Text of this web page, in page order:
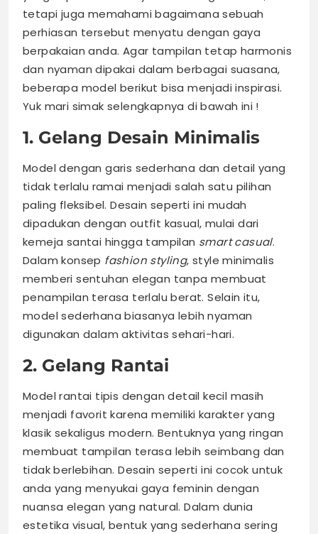
tetapi juga memahami bagaimana sebuah
perhiasan tersebut menyatu dengan gaya
berpakaian anda. Agar tampilan tetap harmonis
dan nyaman dipakai dalam berbagai suasana,
beberapa model berikut bisa menjadi inspirasi.
Yuk mari simak selengkapnya di bawah ini !
1. Gelang Desain Minimalis
Model dengan garis sederhana dan detail yang
tidak terlalu ramai menjadi salah satu pilihan
paling fleksibel. Desain seperti ini mudah
dipadukan dengan outfit kasual, mulai dari
kemeja santai hingga tampilan smart casual.
Dalam konsep fashion styling, style minimalis
memberi sentuhan elegan tanpa membuat
penampilan terasa terlalu berat. Selain itu,
model sederhana biasanya lebih nyaman
digunakan dalam aktivitas sehari-hari.
2. Gelang Rantai
Model rantai tipis dengan detail kecil masih
menjadi favorit karena memiliki karakter yang
klasik sekaligus modern. Bentuknya yang ringan
membuat tampilan terasa lebih seimbang dan
tidak berlebihan. Desain seperti ini cocok untuk
anda yang menyukai gaya feminin dengan
nuansa elegan yang natural. Dalam dunia
estetika visual, bentuk yang sederhana sering